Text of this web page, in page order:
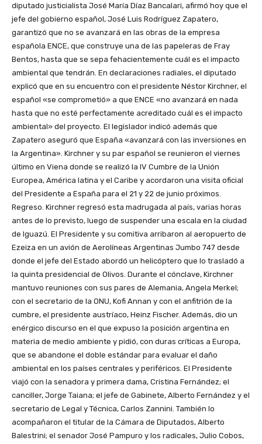
diputado justicialista José María Díaz Bancalari, afirmó hoy que el
jefe del gobierno español, José Luis Rodríguez Zapatero,
garantizó que no se avanzará en las obras de la empresa
española ENCE, que construye una de las papeleras de Fray
Bentos, hasta que se sepa fehacientemente cuál es el impacto
ambiental que tendrán. En declaraciones radiales, el diputado
explicó que en su encuentro con el presidente Néstor Kirchner, el
español «se comprometió» a que ENCE «no avanzará en nada
hasta que no esté perfectamente acreditado cuál es el impacto
ambiental» del proyecto. El legislador indicó además que
Zapatero aseguró que España «avanzará con las inversiones en
la Argentina». Kirchner y su par español se reunieron el viernes
último en Viena donde se realizó la IV Cumbre de la Unión
Europea, América latina y el Caribe y acordaron una visita oficial
del Presidente a España para el 21 y 22 de junio próximos.
Regreso. Kirchner regresó esta madrugada al país, varias horas
antes de lo previsto, luego de suspender una escala en la ciudad
de Iguazú. El Presidente y su comitiva arribaron al aeropuerto de
Ezeiza en un avión de Aerolíneas Argentinas Jumbo 747 desde
donde el jefe del Estado abordó un helicóptero que lo trasladó a
la quinta presidencial de Olivos. Durante el cónclave, Kirchner
mantuvo reuniones con sus pares de Alemania, Angela Merkel;
con el secretario de la ONU, Kofi Annan y con el anfitrión de la
cumbre, el presidente austríaco, Heinz Fischer. Además, dio un
enérgico discurso en el que expuso la posición argentina en
materia de medio ambiente y pidió, con duras críticas a Europa,
que se abandone el doble estándar para evaluar el daño
ambiental en los países centrales y periféricos. El Presidente
viajó con la senadora y primera dama, Cristina Fernández; el
canciller, Jorge Taiana; el jefe de Gabinete, Alberto Fernández y el
secretario de Legal y Técnica, Carlos Zannini. También lo
acompañaron el titular de la Cámara de Diputados, Alberto
Balestrini; el senador José Pampuro y los radicales, Julio Cobos,